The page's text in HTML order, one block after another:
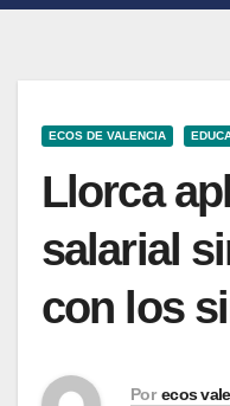
ECOS DE VALENCIA
Llorca
salarial
con los
Por ecos